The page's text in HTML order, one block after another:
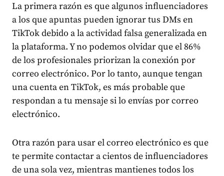
La primera razón es que algunos influenciadores
a los que apuntas pueden ignorar tus DMs en
TikTok debido a la actividad falsa generalizada en
la plataforma. Y no podemos olvidar que el 86%
de los profesionales priorizan la conexión por
correo electrónico. Por lo tanto, aunque tengan
una cuenta en TikTok, es más probable que
respondan a tu mensaje si lo envías por correo
electrónico.
Otra razón para usar el correo electrónico es que
te permite contactar a cientos de influenciadores
de una sola vez, mientras mantienes todos los